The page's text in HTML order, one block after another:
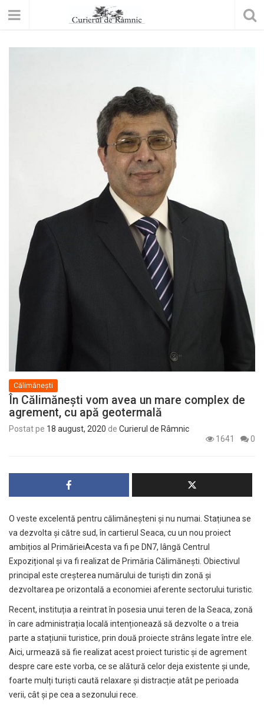
Călimănești
În Călimănești vom avea un mare complex de
agrement, cu apă geotermală
Postat pe 18 august, 2020 de Curierul de Râmnic
1641
0
O veste excelentă pentru călimăneșteni și nu numai. Stațiunea se
va dezvolta și către sud, în cartierul Seaca, cu un nou proiect
ambițios al PrimărieiAcesta va fi pe DN7, lângă Centrul
Expozițional și va fi realizat de Primăria Călimănești. Obiectivul
principal este creșterea numărului de turiști din zonă și
dezvoltarea pe orizontală a economiei aferente sectorului turistic.
Recent, instituția a reintrat în posesia unui teren de la Seaca, zonă
în care administrația locală intenționează să dezvolte o a treia
parte a stațiunii turistice, prin două proiecte strâns legate între ele.
Aici, urmează să fie realizat acest proiect turistic și de agrement
despre care este vorba, ce se alătură celor deja existente și unde,
foarte mulți turiști caută relaxare și distracție atât pe perioada
verii, cât și pe cea a sezonului rece.